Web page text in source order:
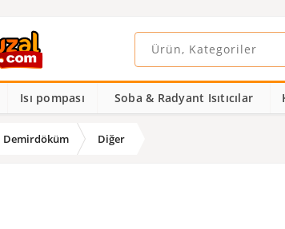
Isı pompası Soba & Radyant Isıtıcılar
Demirdöküm Diğer